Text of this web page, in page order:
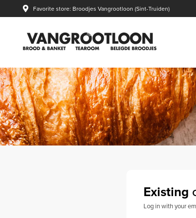
Favorite store: Broodjes Vangrootloon (Sint-Truiden)
Existing
Log in with your